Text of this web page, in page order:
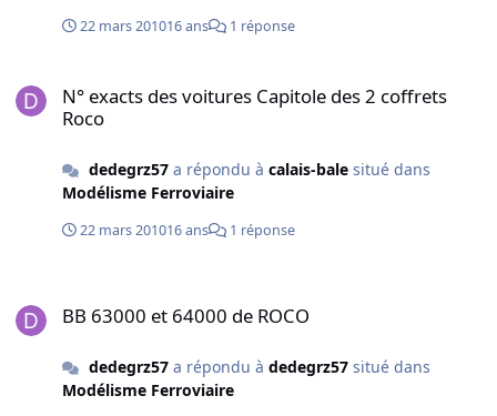
Bonne idée. La BB 9292 CAPITOLE sortie en 1994 avait sa
Aujourd'hui cette locomotive va revevoir de nouveaux
pantographes, tout neuf, en remplacement des pantos
pantographes sont des "????". Bonne journée A + Dédé
22 mars 201016 ans 1 réponse
N° exacts des voitures Capitole des 2 coffrets
Roco
dedegrz57a répondu à calais-balesitué dans
Modélisme Ferroviaire
22 mars 201016 ans 1 réponse
BB 63000 et 64000 de ROCO
dedegrz57a répondu à dedegrz57situé dans
Modélisme Ferroviaire